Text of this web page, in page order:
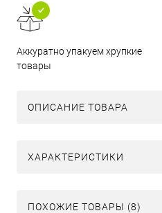
Аккуратно упакуем хрупкие
товары
ОПИСАНИЕ ТОВАРА
ХАРАКТЕРИСТИКИ
ПОХОЖИЕ ТОВАРЫ (8)